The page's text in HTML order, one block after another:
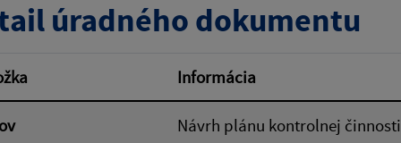
úradného dokumentu
Informácia
Návrh plánu kontrolnej činnosti